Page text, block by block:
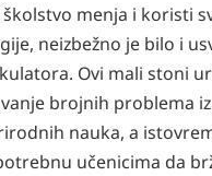
menja i koristi
neizbežno je bilo i
Ovi mali stoni
brojnih problema
nauka, a
učenicima da